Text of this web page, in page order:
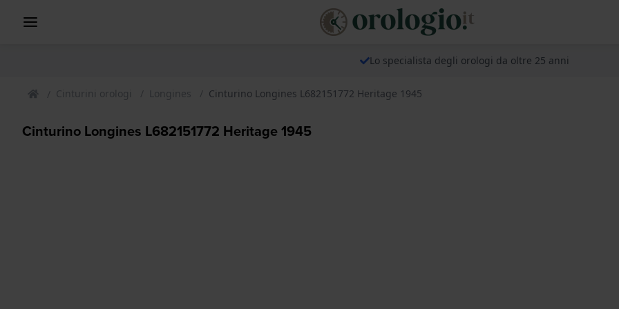
Lo specialista degli orologi da oltre 25 anni
Cinturini orologi Longines Cinturino Longines L682151772 Heritage 1945
Cinturino Longines L682151772 Heritage 1945